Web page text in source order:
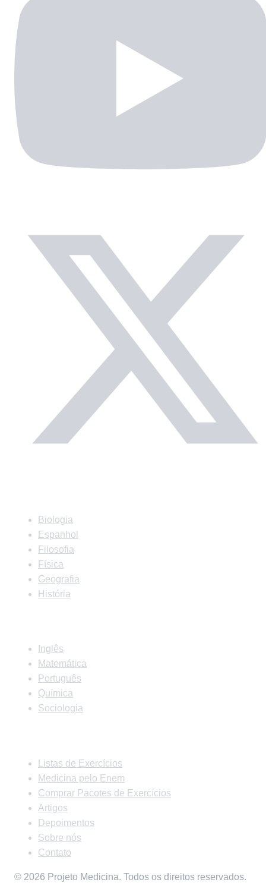
Biologia
Espanhol
Filosofia
Física
Geografia
História
Inglês
Matemática
Português
Química
Sociologia
Listas de Exercícios
Medicina pelo Enem
Comprar Pacotes de Exercícios
Artigos
Depoimentos
Sobre nós
Contato
© 2026 Projeto Medicina. Todos os direitos reservados.